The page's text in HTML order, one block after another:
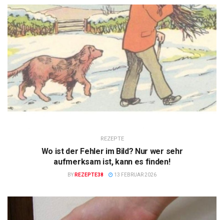
REZEPTE
Wo ist der Fehler im Bild? Nur wer sehr
aufmerksam ist, kann es finden!
BY REZEPTE38 13 FEBRUAR 2026